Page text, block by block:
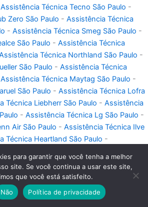
Assistência Técnica Tecno São Paulo -
Zero São Paulo - Assistência Técnica
- Assistência Técnica Smeg São Paulo -
São Paulo - Assistência Técnica
Técnica Northland São Paulo -
São Paulo - Assistência Técnica
Assistência Técnica Maytag São Paulo -
São Paulo - Assistência Técnica Lofra
Técnica Liebherr São Paulo - Assistência
- Assistência Técnica Lg São Paulo -
Air São Paulo - Assistência Técnica Ilve
Técnica Heartland São Paulo -
Assistência Técnica Ge São Paulo
-
São Paulo-Assistência Técnica
Técnica Fogatti São Paulo
São Paulo-Assistência Técnica
para garantir que você tenha a melhor
site. Se você continua a usar este site,
que você está satisfeito.
Não Política de privacidade